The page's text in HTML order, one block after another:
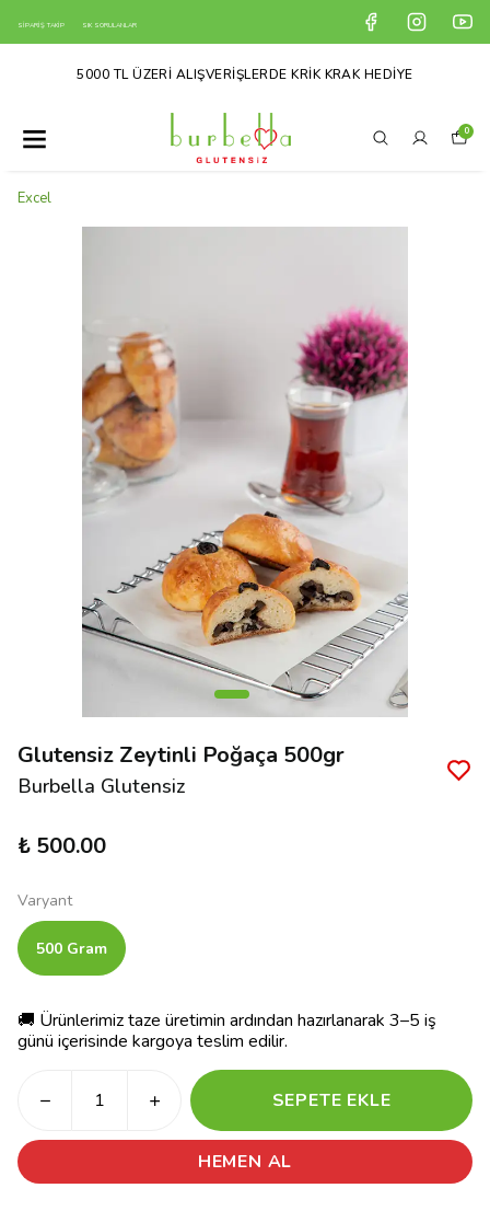
SİPARİŞ TAKİP SIK SORULANLAR
5000 TL ÜZERİ ALIŞVERİŞLERDE KRİK KRAK HEDİYE
0
Excel
Glutensiz Zeytinli Poğaça 500gr
Burbella Glutensiz
₺ 500.00
Varyant
500 Gram
🚚 Ürünlerimiz taze üretimin ardından hazırlanarak 3–5 iş
günü içerisinde kargoya teslim edilir.
SEPETE EKLE
HEMEN AL